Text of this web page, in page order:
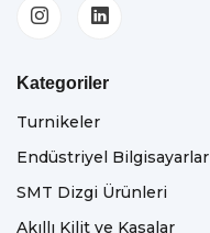
Kategoriler
Turnikeler
Endüstriyel Bilgisayarlar
SMT Dizgi Ürünleri
Akıllı Kilit ve Kasalar